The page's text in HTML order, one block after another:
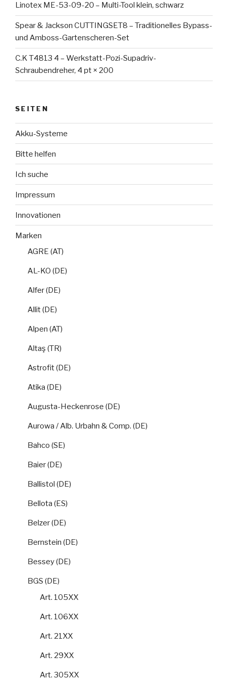
Linotex ME-53-09-20 – Multi-Tool klein, schwarz
Spear & Jackson CUTTINGSET8 – Traditionelles Bypass-
und Amboss-Gartenscheren-Set
C.K T4813 4 – Werkstatt-Pozi-Supadriv-
Schraubendreher, 4 pt × 200
SEITEN
Akku-Systeme
Bitte helfen
Ich suche
Impressum
Innovationen
Marken
AGRE (AT)
AL-KO (DE)
Alfer (DE)
Allit (DE)
Alpen (AT)
Altaş (TR)
Astrofit (DE)
Atika (DE)
Augusta-Heckenrose (DE)
Aurowa / Alb. Urbahn & Comp. (DE)
Bahco (SE)
Baier (DE)
Ballistol (DE)
Bellota (ES)
Belzer (DE)
Bernstein (DE)
Bessey (DE)
BGS (DE)
Art. 105XX
Art. 106XX
Art. 21XX
Art. 29XX
Art. 305XX